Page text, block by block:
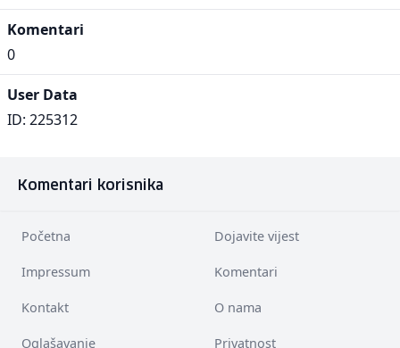
Komentari
0
User Data
ID: 225312
Komentari korisnika
Početna Dojavite vijest
Impressum Komentari
Kontakt O nama
Oglašavanje Privatnost